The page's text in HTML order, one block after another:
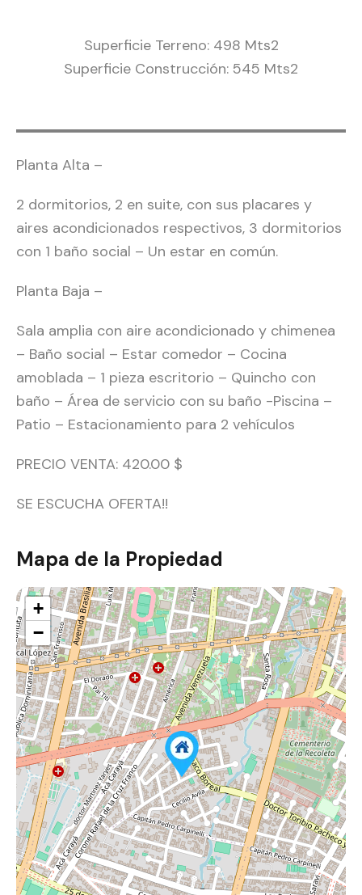
Superficie Terreno: 498 Mts2
Superficie Construcción: 545 Mts2
Planta Alta –
2 dormitorios, 2 en suite, con sus placares y
aires acondicionados respectivos, 3 dormitorios
con 1 baño social – Un estar en común.
Planta Baja –
Sala amplia con aire acondicionado y chimenea
– Baño social – Estar comedor – Cocina
amoblada – 1 pieza escritorio – Quincho con
baño – Área de servicio con su baño -Piscina –
Patio – Estacionamiento para 2 vehículos
PRECIO VENTA: 420.00 $
SE ESCUCHA OFERTA!!
Mapa de la Propiedad
+
−